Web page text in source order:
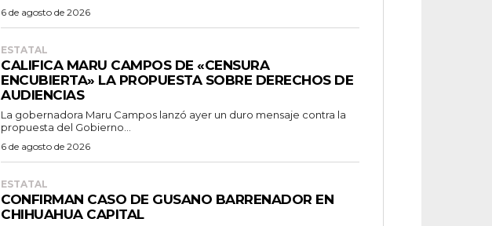
6 de agosto de 2026
ESTATAL
CALIFICA MARU CAMPOS DE «CENSURA
ENCUBIERTA» LA PROPUESTA SOBRE DERECHOS DE
AUDIENCIAS
La gobernadora Maru Campos lanzó ayer un duro mensaje contra la
propuesta del Gobierno...
6 de agosto de 2026
ESTATAL
CONFIRMAN CASO DE GUSANO BARRENADOR EN
CHIHUAHUA CAPITAL